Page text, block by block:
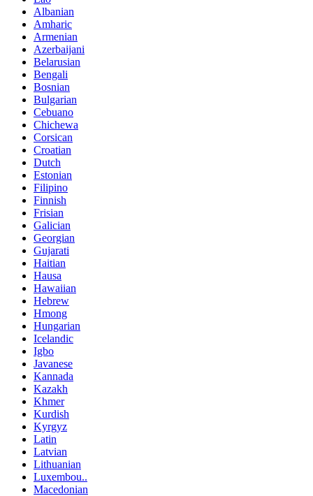
Albanian
Amharic
Armenian
Azerbaijani
Belarusian
Bengali
Bosnian
Bulgarian
Cebuano
Chichewa
Corsican
Croatian
Dutch
Estonian
Filipino
Finnish
Frisian
Galician
Georgian
Gujarati
Haitian
Hausa
Hawaiian
Hebrew
Hmong
Hungarian
Icelandic
Igbo
Javanese
Kannada
Kazakh
Khmer
Kurdish
Kyrgyz
Latin
Latvian
Lithuanian
Luxembou..
Macedonian